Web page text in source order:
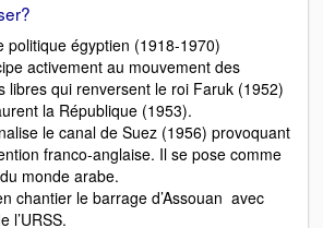
politique égyptien (1918-1970)
activement au mouvement des
libres qui renversent le roi Faruk (1952)
la République (1953).
le canal de Suez (1956) provoquant
franco-anglaise. Il se pose comme
monde arabe.
chantier le barrage d’Assouan avec
l’URSS.